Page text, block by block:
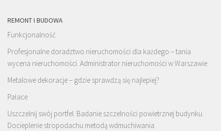
REMONT I BUDOWA
Funkcjonalność
Profesjonalne doradztwo nieruchomości dla każdego – tania
wycena nieruchomości. Administrator nieruchomości w Warszawie
Metalowe dekoracje – gdzie sprawdzą się najlepiej?
Pałace
Uszczelnij swój portfel. Badanie szczelności powietrznej budynku.
Docieplenie stropodachu metodą wdmuchiwania